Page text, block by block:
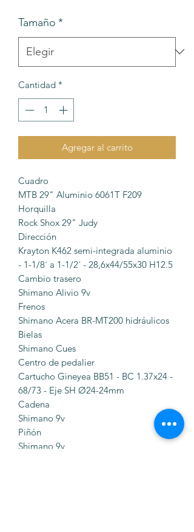
Tamaño *
Cantidad *
Agregar al carrito
Cuadro
MTB 29" Aluminio 6061T F209
Horquilla
Rock Shox 29" Judy
Dirección
Krayton K462 semi-integrada aluminio
- 1-1/8´ a 1-1/2´ - 28,6x44/55x30 H12.5
Cambio trasero
Shimano Alivio 9v
Frenos
Shimano Acera BR-MT200 hidráulicos
Bielas
Shimano Cues
Centro de pedalier
Cartucho Gineyea BB51 - BC 1.37x24 -
68/73 - Eje SH Ø24-24mm
Cadena
Shimano 9v
Piñón
Shimano 9v